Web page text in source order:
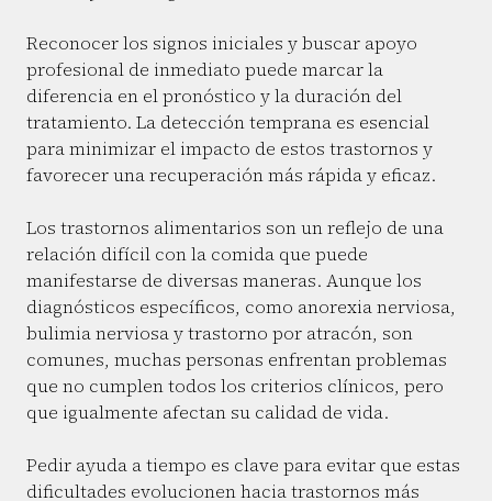
Reconocer los signos iniciales y buscar apoyo
profesional de inmediato puede marcar la
diferencia en el pronóstico y la duración del
tratamiento. La detección temprana es esencial
para minimizar el impacto de estos trastornos y
favorecer una recuperación más rápida y eficaz.
Los trastornos alimentarios son un reflejo de una
relación difícil con la comida que puede
manifestarse de diversas maneras. Aunque los
diagnósticos específicos, como anorexia nerviosa,
bulimia nerviosa y trastorno por atracón, son
comunes, muchas personas enfrentan problemas
que no cumplen todos los criterios clínicos, pero
que igualmente afectan su calidad de vida.
Pedir ayuda a tiempo es clave para evitar que estas
dificultades evolucionen hacia trastornos más